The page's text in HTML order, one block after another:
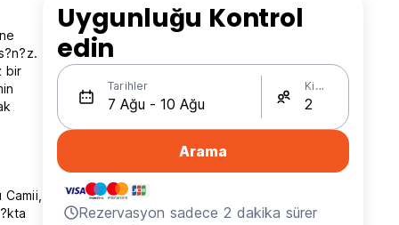
bir
Uygunluğu Kontrol
edin
Tarihler Kişi Sayısı
Arama
Rezervasyon sadece 2 dakika sürer